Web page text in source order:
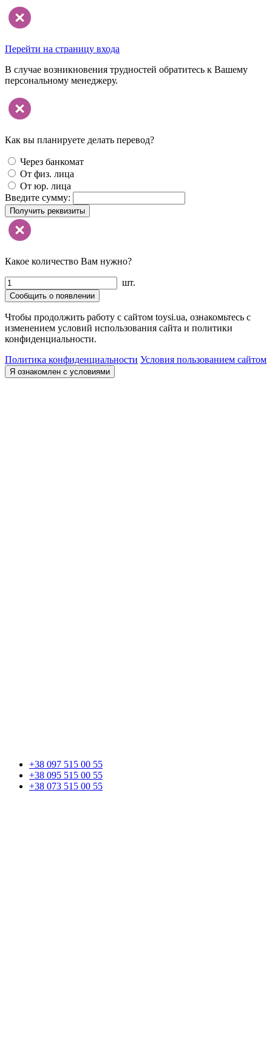
Перейти на страницу входа
В случае возникновения трудностей обратитесь к Вашему
персональному менеджеру.
Как вы планируете делать перевод?
Через банкомат
От физ. лица
От юр. лица
Введите сумму:
Получить реквизиты
Какое количество Вам нужно?
шт.
Сообщить о появлении
Чтобы продолжить работу с сайтом toysi.ua, ознакомьтесь с
изменением условий использования сайта и политики
конфиденциальности.
Политика конфиденциальности Условия пользованием сайтом
Я ознакомлен с условиями
+38 097 515 00 55
+38 095 515 00 55
+38 073 515 00 55